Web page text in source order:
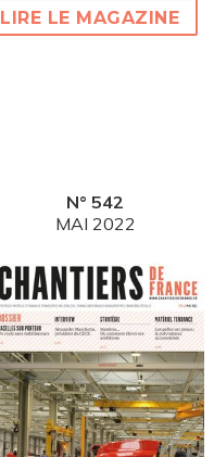
LIRE LE MAGAZINE
N° 542
MAI 2022